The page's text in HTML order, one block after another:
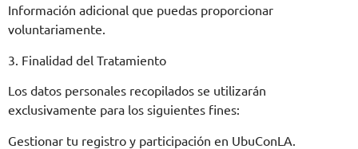
Información adicional que puedas proporcionar
voluntariamente.
3. Finalidad del Tratamiento
Los datos personales recopilados se utilizarán
exclusivamente para los siguientes fines:
Gestionar tu registro y participación en UbuConLA.